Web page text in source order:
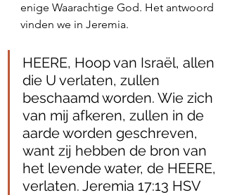
enige Waarachtige God. Het antwoord
vinden we in Jeremia.
HEERE, Hoop van Israël, allen
die U verlaten, zullen
beschaamd worden. Wie zich
van mij afkeren, zullen in de
aarde worden geschreven,
want zij hebben de bron van
het levende water, de HEERE,
verlaten. Jeremia 17:13 HSV